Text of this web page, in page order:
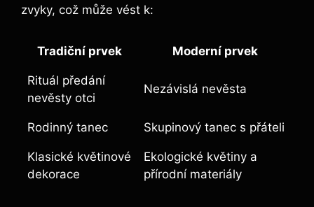
zvyky, což může vést k:
Tradiční prvek Moderní prvek
Rituál předání
nevěsty otci
Nezávislá nevěsta
Rodinný tanec Skupinový tanec s přáteli
Klasické květinové
dekorace
Ekologické květiny a
přírodní materiály